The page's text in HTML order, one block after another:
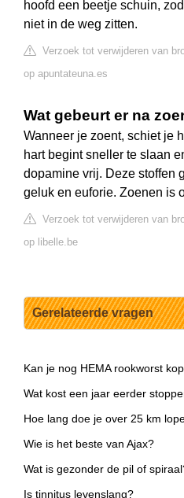
hoofd een beetje schuin,
niet in de weg zitten.
Verzoek tot verwijderen van
op apuntateuna.es
Wat gebeurt er na
Wanneer je zoent, schiet je
hart begint sneller te slaan
dopamine vrij. Deze stoffen
geluk en euforie. Zoenen is
Verzoek tot verwijderen van
op libelle.be
Gerelateerde vragen
Kan je nog HEMA rookworst
Wat kost een jaar eerder
Hoe lang doe je over 25 km
Wie is het beste van Ajax?
Wat is gezonder de pil of
Is tinnitus levenslang?